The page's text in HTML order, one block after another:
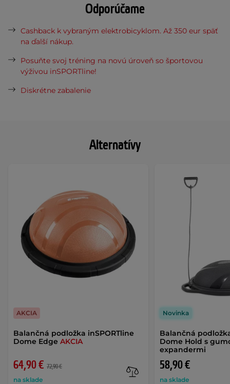
Alternatívy
Balančná podložka inSPORTline
Dome Edge AKCIA
64,90 € 72,90 €
na sklade
AKCIA
Balančná
Dome Hold s
expandermi
58,90 €
na sklade
Novinka
Odporúčame
Cashback k vybraným elektrobicyklom. Až 350 eur späť
na ďalší nákup.
Posuňte svoj tréning na novú úroveň so športovou
výživou inSPORTline!
Diskrétne zabalenie